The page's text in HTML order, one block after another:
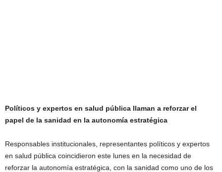
Políticos y expertos en salud pública llaman a reforzar el
papel de la sanidad en la autonomía estratégica
Responsables institucionales, representantes políticos y expertos
en salud pública coincidieron este lunes en la necesidad de
reforzar la autonomía estratégica, con la sanidad como uno de los